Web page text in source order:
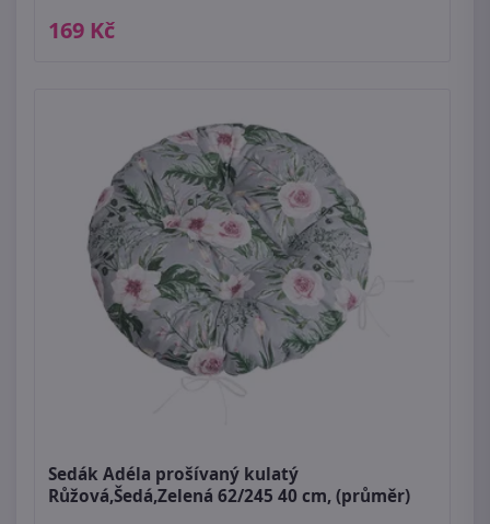
169 Kč
Sedák Adéla prošívaný kulatý
Růžová,Šedá,Zelená 62/245 40 cm, (průměr)